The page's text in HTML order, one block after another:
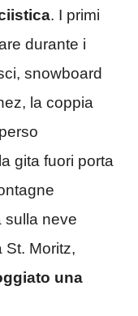
. I primi
durante i
snowboard
la coppia
gita fuori porta
sulla neve
St. Moritz,
una